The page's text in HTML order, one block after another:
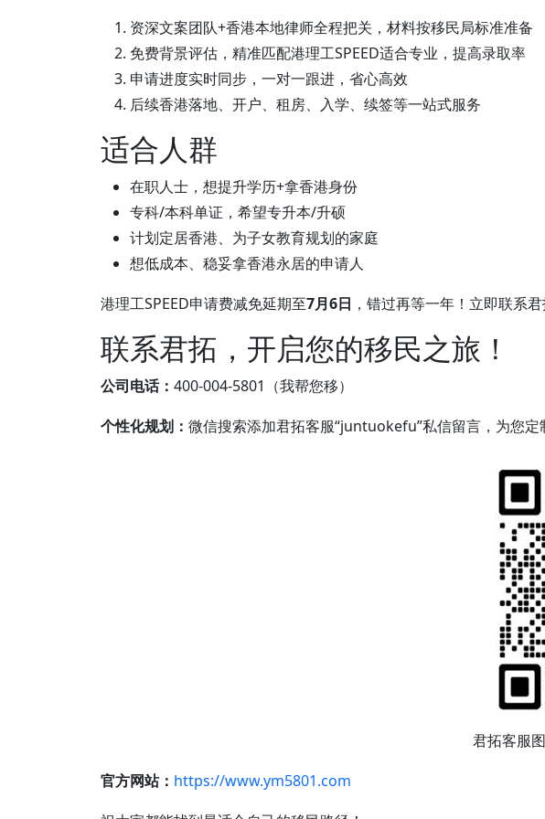
资深文案团队+香港本地律师全程把关，材料按移民局标准准备
免费背景评估，精准匹配港理工SPEED适合专业，提高录取率
申请进度实时同步，一对一跟进，省心高效
后续香港落地、开户、租房、入学、续签等一站式服务
适合人群
在职人士，想提升学历+拿香港身份
专科/本科单证，希望专升本/升硕
计划定居香港、为子女教育规划的家庭
想低成本、稳妥拿香港永居的申请人
港理工SPEED申请费减免延期至7月6日 ，错过再等一年！立即联系
联系君拓，开启您的移民之旅！
公司电话： 400-004-5801（我帮您移）
个性化规划： 微信搜索添加君拓客服“juntuokefu”私信留言，为您定
君拓客服
官方网站： https://www.ym5801.com